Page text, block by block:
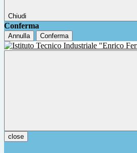
Chiudi
Conferma
Annulla Conferma
close